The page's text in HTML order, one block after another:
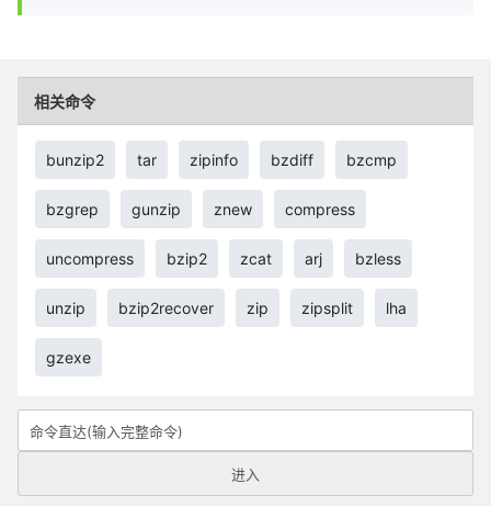
相关命令
bunzip2 tar zipinfo bzdiff bzcmp
bzgrep gunzip znew compress
uncompress bzip2 zcat arj bzless
unzip bzip2recover zip zipsplit lha
gzexe